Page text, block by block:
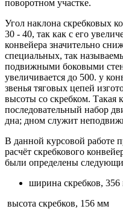
поворотном участке.
Угол наклона скребковых
30 - 40, так как с его
конвейера значительно
специальных, так
подвижными боковыми
увеличивается до 500. у
звенья тяговых цепей
высоты со скребком. Такая
последовательный набор
дна; дном служит
В данной курсовой работе
расчёт скребкового
были определены
ширина скребков,
высота скребков, 156 мм